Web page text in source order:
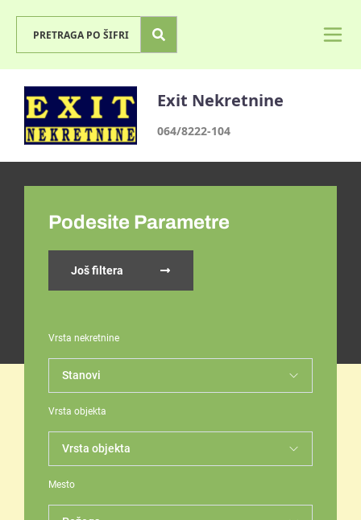
Exit Nekretnine
064/8222-104
Podesite Parametre
Još filtera
Vrsta nekretnine
Vrsta objekta
Mesto